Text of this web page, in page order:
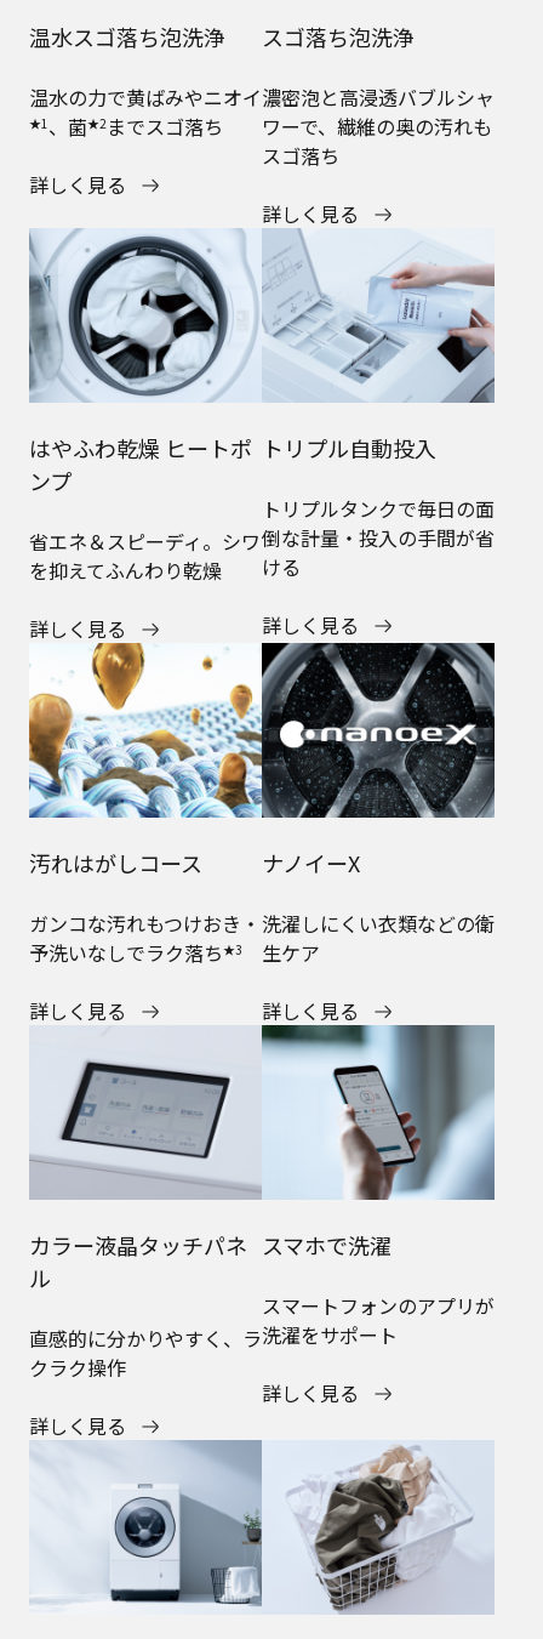
温水スゴ落ち泡洗浄
温水の力で黄ばみやニオイ
★1 、菌★2 までスゴ落ち
詳しく見る
スゴ落ち泡洗浄
濃密泡と高浸透バブルシャ
ワーで、繊維の奥の汚れも
スゴ落ち
詳しく見る
はやふわ乾燥 ヒートポ
ンプ
省エネ＆スピーディ。シワ
を抑えてふんわり乾燥
詳しく見る
トリプル自動投入
トリプルタンクで毎日の面
倒な計量・投入の手間が省
ける
詳しく見る
汚れはがしコース
ガンコな汚れもつけおき・
予洗いなしでラク落ち★3
詳しく見る
ナノイーX
洗濯しにくい衣類などの衛
生ケア
詳しく見る
カラー液晶タッチパネ
ル
直感的に分かりやすく、ラ
クラク操作
詳しく見る
スマホで洗濯
スマートフォンのアプリが
洗濯をサポート
詳しく見る